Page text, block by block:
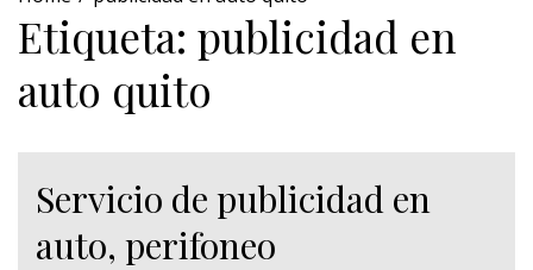
Etiqueta: publicidad en
auto quito
Servicio de publicidad en
auto, perifoneo